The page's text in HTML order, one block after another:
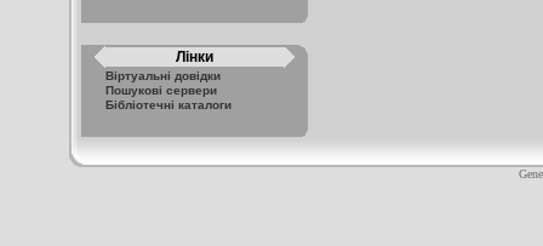
Лінки
Віртуальні довідки
Пошукові сервери
Бібліотечні каталоги